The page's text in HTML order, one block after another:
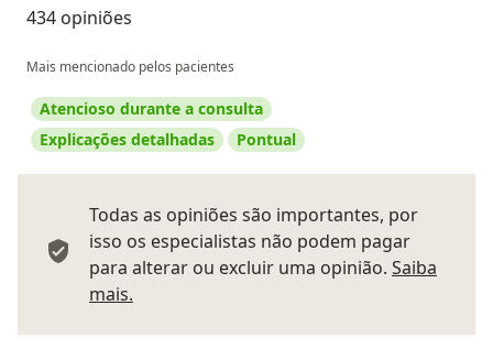
434 opiniões
Mais mencionado pelos pacientes
Atencioso durante a consulta
Explicações detalhadas
Pontual
Todas as opiniões são importantes, por
isso os especialistas não podem pagar
para alterar ou excluir uma opinião. Saiba
mais.